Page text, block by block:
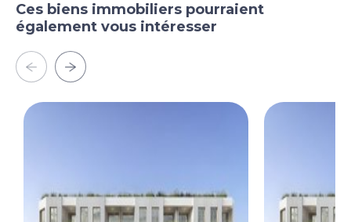
Ces biens immobiliers pourraient
également vous intéresser